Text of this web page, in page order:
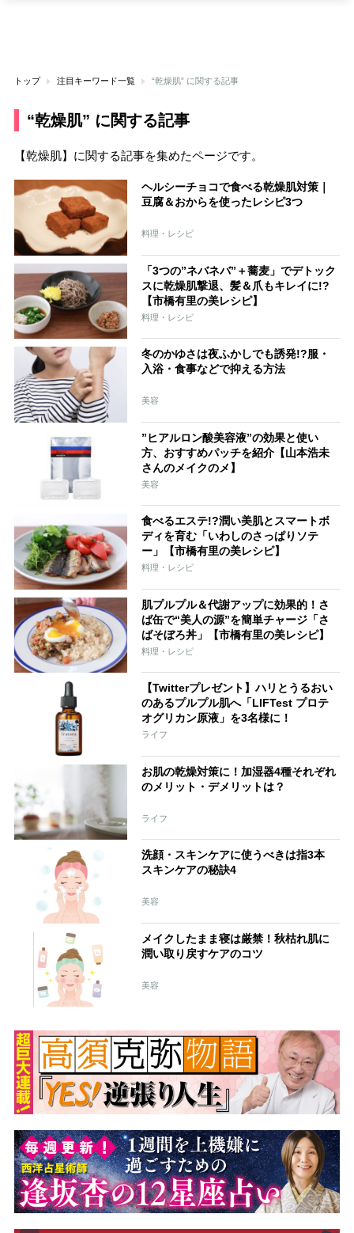
トップ 注目キーワード一覧 “乾燥肌” に関する記事
“乾燥肌” に関する記事
【乾燥肌】に関する記事を集めたページです。
ヘルシーチョコで食べる乾燥肌対策｜
豆腐＆おからを使ったレシピ3つ
料理・レシピ
「3つの”ネバネバ”＋蕎麦」でデトック
スに乾燥肌撃退、髪＆爪もキレイに!?
【市橋有里の美レシピ】
料理・レシピ
冬のかゆさは夜ふかしでも誘発!?服・
入浴・食事などで抑える方法
美容
”ヒアルロン酸美容液”の効果と使い
方、おすすめパッチを紹介【山本浩未
さんのメイクのメ】
美容
食べるエステ!?潤い美肌とスマートボ
ディを育む「いわしのさっぱりソテ
ー」【市橋有里の美レシピ】
料理・レシピ
肌プルプル＆代謝アップに効果的！さ
ば缶で“美人の源”を簡単チャージ「さ
ばそぼろ丼」【市橋有里の美レシピ】
料理・レシピ
【Twitterプレゼント】ハリとうるおい
のあるプルプル肌へ「LIFTest プロテ
オグリカン原液」を3名様に！
ライフ
お肌の乾燥対策に！加湿器4種それぞれ
のメリット・デメリットは？
ライフ
洗顔・スキンケアに使うべきは指3本
スキンケアの秘訣4
美容
メイクしたまま寝は厳禁！秋枯れ肌に
潤い取り戻すケアのコツ
美容